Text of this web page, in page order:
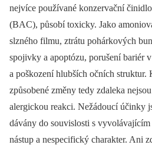
nejvíce používané konzervační
(BAC), působí toxicky. Jako
slzného filmu, ztrátu pohárkových
spojivky a apoptózu, porušení bariér
a poškození hlubších očních struktur.
způsobené změny tedy zdaleka
alergickou reakci. Nežádoucí účinky
dávány do souvislosti s
nástup a nespecifický charakter. Ani